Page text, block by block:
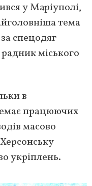
у Маріуполі,
тема
спецодяг
міського
в
працюючих
масово
укріплень.